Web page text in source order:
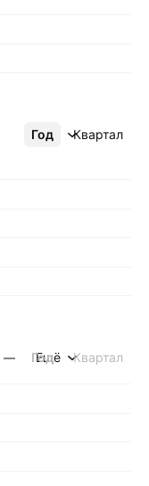
Год Квартал
Ещё
— Год Квартал
Ещё